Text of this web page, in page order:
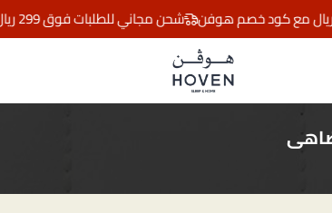
شحن مجاني للطلبات فوق 299 ريال مع كود خصم هوفن
مفارش هوڤن